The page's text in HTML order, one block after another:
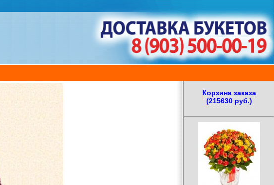
Корзина заказа
(215630 руб.)